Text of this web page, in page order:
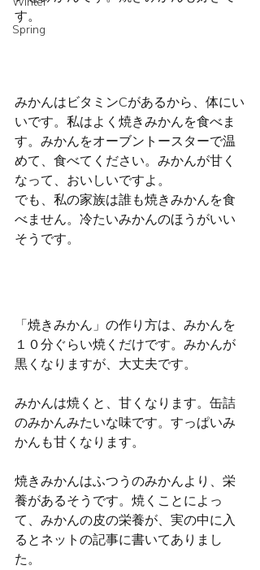
Spring
す。
みかんはビタミンCがあるから、体にい
いです。私はよく焼きみかんを食べま
す。みかんをオーブントースターで温
めて、食べてください。みかんが甘く
なって、おいしいですよ。
でも、私の家族は誰も焼きみかんを食
べません。冷たいみかんのほうがいい
そうです。
「焼きみかん」の作り方は、みかんを
１０分ぐらい焼くだけです。みかんが
黒くなりますが、大丈夫です。
みかんは焼くと、甘くなります。缶詰
のみかんみたいな味です。すっぱいみ
かんも甘くなります。
焼きみかんはふつうのみかんより、栄
養があるそうです。焼くことによっ
て、みかんの皮の栄養が、実の中に入
るとネットの記事に書いてありまし
た。